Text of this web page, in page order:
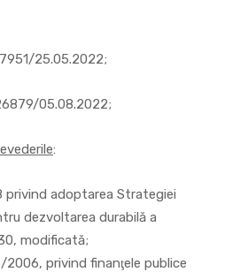
25.05.2022;
05.08.2022;
:
privind adoptarea Strategiei
dezvoltarea durabilă a
modificată;
2006, privind finanţele publice